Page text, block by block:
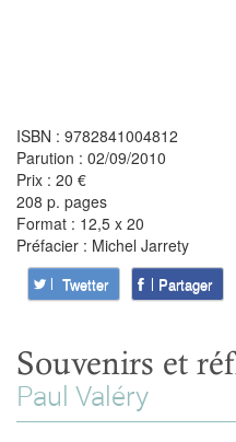
ISBN : 9782841004812
Parution : 02/09/2010
Prix : 20 €
208 p. pages
Format : 12,5 x 20
Préfacier : Michel Jarrety
Twetter Partager
Souvenirs et
Paul Valéry